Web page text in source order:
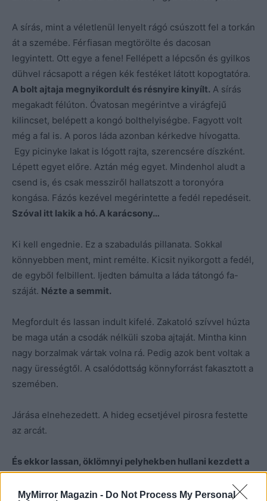
MyMirror Magazin - Do Not Process My Personal
A sírás, mint a véletlenül lenyelt rágó csúszott fel a torkán
át a szemébe. Férfiasan megtörölte és dacosan
legyintett. Ott egye a fene! Fellépett a lépcsőn és gyilkos
dühvel rácsapott a régen kék festéket látott kopogtatóra.
A bolt ajtaja megnyikordult és résnyire kinyílt. A sírás
megakadt félúton. Óvatosan megérintve a virágfejű
kilincset, belépett a kongó bolthelyiségbe. Fagyott volt
még a fal is. A poros láda azonban kérkedve hívogatta.
Egy picinyke lakat is lógott rajta, szerencsére díszként.
Lépett egyet előre. Aztán még egyet. Mindenhol aludt a
csend is, és csak messziről hallatszott a toronyóra
kongása. Fázós kezével megérintette a fedél repedéseit.
Szóval itt lakik a hó. A karácsony…
Ki kell engednie. Ez a szabadulás pillanata. Sokkal
könnyebben ment, mint remélte. Kicsit nyikorgott a fedél,
de egyből felbillent. Ijedten bámulta a láda tátongó fa-
száját. Nézte a semmit.
Megfordult és lassan indult kifelé. Zakatoló szívvel húzta
be maga után a csodák nélküli szoba ajtaját. Mintha kinn
nagy borzalmak vártak volna rá. Pedig azok bent voltak a
nagy ürességtől. A csalódottság könnyforrást fakasztott a
szemében.
Járása elnehezedett. A hideg ecsetjével pirosra festette
az arcát.
És ekkor lassan, öklömnyi pelyhekben hullani kezdett a
hó.